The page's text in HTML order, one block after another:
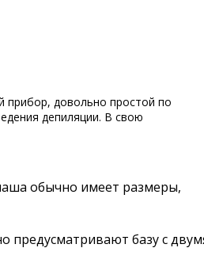
прибор, довольно простой по
депиляции. В свою
обычно имеет размеры,
предусматривают базу с